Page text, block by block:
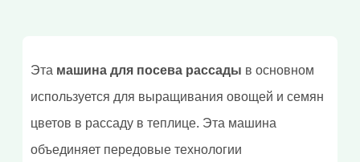
Этамашина для посева рассады в основном
используется для выращивания овощей и семян
цветов в рассаду в теплице. Эта машина
объединяет передовые технологии